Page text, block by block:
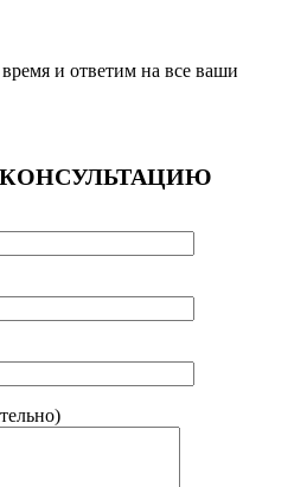
и ответим на все ваши
КОНСУЛЬТАЦИЮ